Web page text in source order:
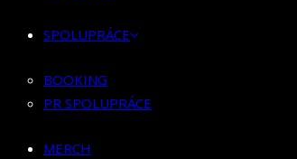
MERCH
SPOLUPRÁCE
BOOKING
PR SPOLUPRÁCE
MERCH